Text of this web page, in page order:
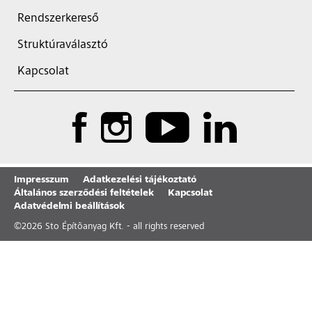
Rendszerkereső
Struktúraválasztó
Kapcsolat
Impresszum
Adatkezelési tájékoztató
Általános szerződési feltételek
Kapcsolat
Adatvédelmi beállítások
©2026 Sto Építõanyag Kft. - all rights reserved